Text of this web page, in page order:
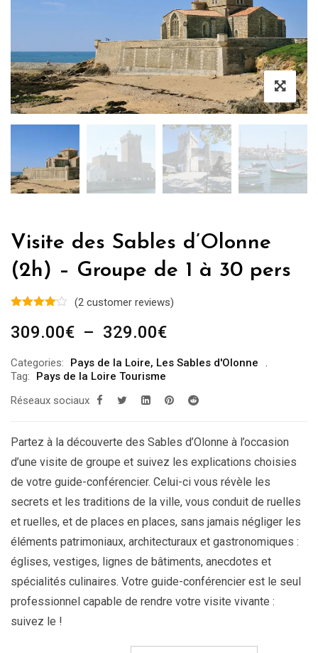
Visite des Sables d’Olonne
(2h) – Groupe de 1 à 30 pers
(2 customer reviews)
309.00€ – 329.00€Plage
prix :
309.00€
à
Categories: Pays de la Loire, Les Sables d'Olonne
Tag:
Pays de la Loire Tourisme
Réseaux sociaux
Partez à la découverte des Sables d’Olonne à l’occasion
d’une visite de groupe et suivez les explications choisies
de votre guide-conférencier. Celui-ci vous révèle les
secrets et les traditions de la ville, vous conduit de ruelles
et ruelles, et de places en places, sans jamais négliger les
éléments patrimoniaux, architecturaux et gastronomiques :
églises, vestiges, lignes de bâtiments, anecdotes et
spécialités culinaires. Votre guide-conférencier est le seul
professionnel capable de rendre votre visite vivante :
suivez le !